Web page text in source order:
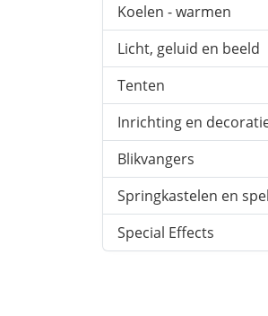
Koelen - warmen
Licht, geluid en beeld
Tenten
Inrichting en
Blikvangers
Springkastelen en
Special Effects